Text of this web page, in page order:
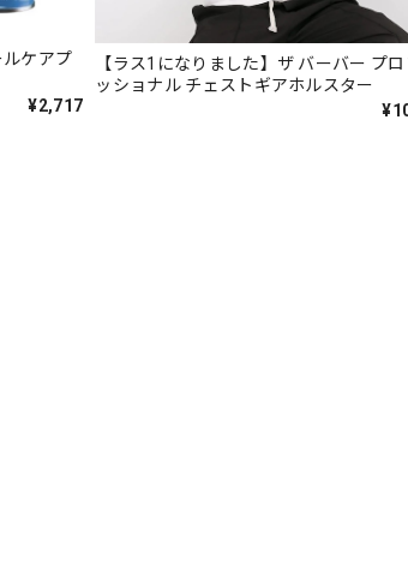
バー（ウェットスーツ素材）
ルケアプ
¥2,717
【ラス1になりました】ザ バーバー プロ
ッショナル チェストギアホルスター